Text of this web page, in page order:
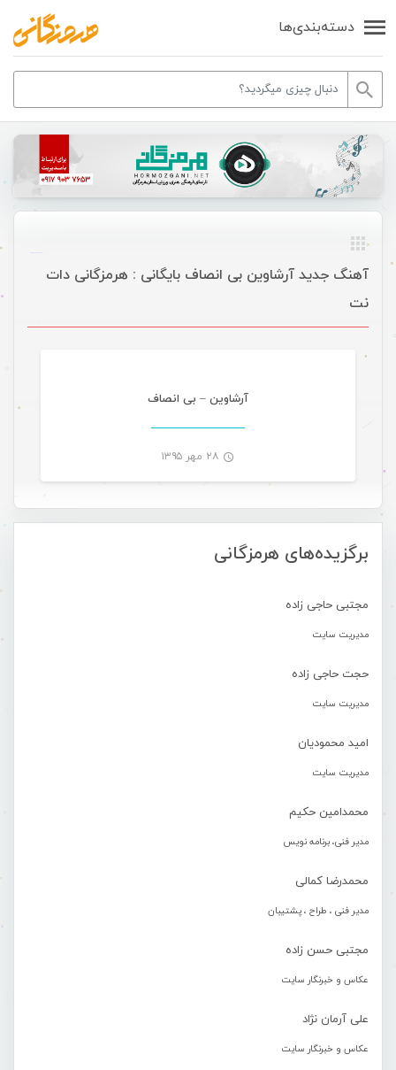
دسته‌بندی‌ها
برگزیده‌های هرمزگانی
مجتبی حاجی زاده
مدیریت سایت
حجت حاجی زاده
مدیریت سایت
امید محمودیان
مدیریت سایت
محمدامین حکیم
مدیر فنی، برنامه نویس
محمدرضا کمالی
مدیر فنی ، طراح ، پشتیبان
مجتبی حسن زاده
عکاس و خبرنگار سایت
علی آرمان نژاد
عکاس و خبرنگار سایت
آهنگ جدید آرشاوین بی انصاف بایگانی : هرمزگانی دات
نت
آرشاوین – بی انصاف
۲۸ مهر ۱۳۹۵